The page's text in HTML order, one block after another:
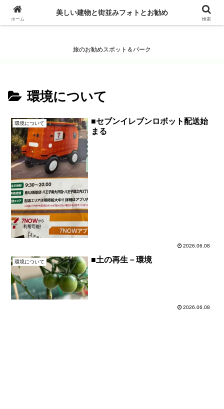
美しい建物と街並みフォトとお勧め
旅のお勧めスポット＆パーク
環境について
環境について
■セブンイレブンロボット配送始
まる
2026.06.08
環境について ■土の再生－環境
2026.06.08
ホーム
美しい建物と街並みフォトとお勧め
検索